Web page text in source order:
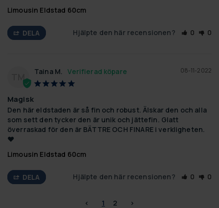
Limousin Eldstad 60cm
DELA Hjälpte den här recensionen? 0 0
TM
08-11-2022
Taina M.
Magisk
Den här eldstaden är så fin och robust. Älskar den och alla
som sett den tycker den är unik och jättefin. Glatt
överraskad för den är BÄTTRE OCH FINARE i verkligheten.
♥️
Limousin Eldstad 60cm
DELA Hjälpte den här recensionen? 0 0
< 1 2 >